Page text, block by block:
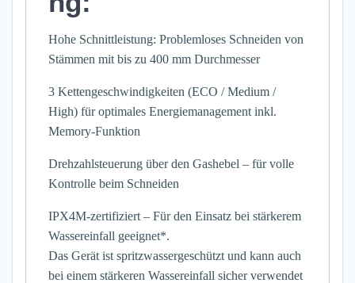
Hohe Schnittleistung: Problemloses Schneiden von
Stämmen mit bis zu 400 mm Durchmesser
3 Kettengeschwindigkeiten (ECO / Medium /
High) für optimales Energiemanagement inkl.
Memory-Funktion
Drehzahlsteuerung über den Gashebel – für volle
Kontrolle beim Schneiden
IPX4M-zertifiziert – Für den Einsatz bei stärkerem
Wassereinfall geeignet*.
Das Gerät ist spritzwassergeschützt und kann auch
bei einem stärkeren Wassereinfall sicher verwendet